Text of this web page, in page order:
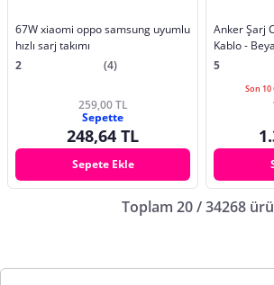
67W xiaomi oppo samsung uyumlu
hızlı sarj takımı
2
(4)
259,00 TL
Sepette
248,64 TL
Sepete Ekle
Anker Şarj
Kablo -
5
Son 10
Toplam 20 / 34268